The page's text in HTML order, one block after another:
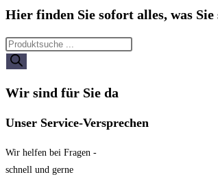
Hier finden Sie sofort alles, was Sie
Products
search
Wir sind für Sie da
Unser Service-Versprechen
Wir helfen bei Fragen -
schnell und gerne